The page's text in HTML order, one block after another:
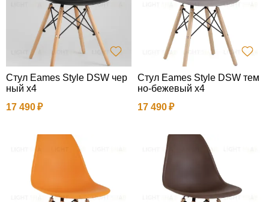
Стул Eames Style DSW чер
ный x4
17 490
Стул Eames Style DSW тем
но-бежевый x4
17 490